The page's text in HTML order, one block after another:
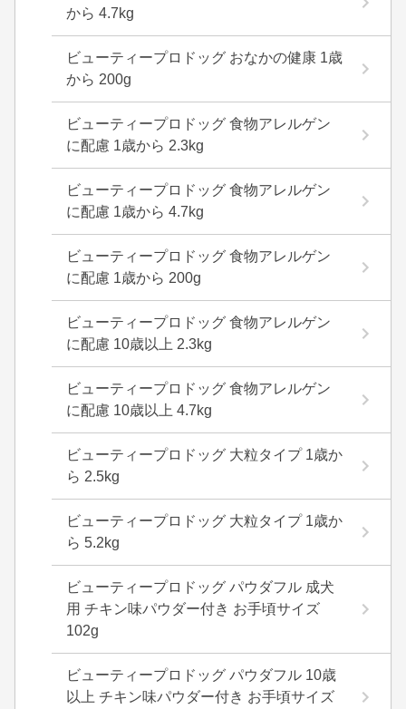
から 4.7kg
ビューティープロドッグ おなかの健康 1歳
から 200g
ビューティープロドッグ 食物アレルゲン
に配慮 1歳から 2.3kg
ビューティープロドッグ 食物アレルゲン
に配慮 1歳から 4.7kg
ビューティープロドッグ 食物アレルゲン
に配慮 1歳から 200g
ビューティープロドッグ 食物アレルゲン
に配慮 10歳以上 2.3kg
ビューティープロドッグ 食物アレルゲン
に配慮 10歳以上 4.7kg
ビューティープロドッグ 大粒タイプ 1歳か
ら 2.5kg
ビューティープロドッグ 大粒タイプ 1歳か
ら 5.2kg
ビューティープロドッグ パウダフル 成犬
用 チキン味パウダー付き お手頃サイズ
102g
ビューティープロドッグ パウダフル 10歳
以上 チキン味パウダー付き お手頃サイズ